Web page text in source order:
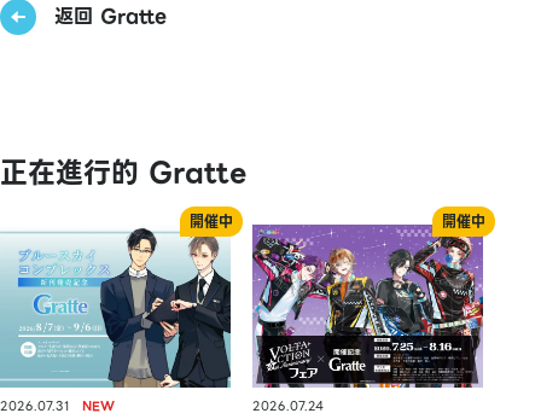
返回 Gratte
正在進行的 Gratte
2026.07.31 2026.07.24